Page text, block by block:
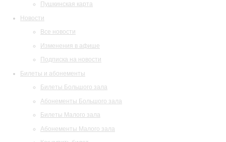
Пушкинская карта
Новости
Все новости
Изменения в афише
Подписка на новости
Билеты и абонементы
Билеты Большого зала
Абонементы Большого зала
Билеты Малого зала
Абонементы Малого зала